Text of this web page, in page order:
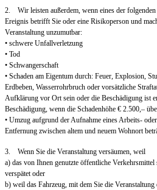
2. Wir leisten außerdem, wenn eines der
Ereignis betrifft Sie oder eine Risikoperson und
Veranstaltung unzumutbar:
• schwere Unfallverletzung
• Tod
• Schwangerschaft
• Schaden am Eigentum durch: Feuer, Explosion,
Erdbeben, Wasserrohrbruch oder vorsätzliche
Aufklärung vor Ort sein oder die Beschädigung ist
Beschädigung, wenn die Schadenhöhe € 2.500,–
• Umzug aufgrund der Aufnahme eines Arbeits-
Entfernung zwischen altem und neuem Wohnort
3. Wenn Sie die Veranstaltung versäumen, weil
a) das von Ihnen genutzte öffentliche
verspätet oder
b) weil das Fahrzeug, mit dem Sie die